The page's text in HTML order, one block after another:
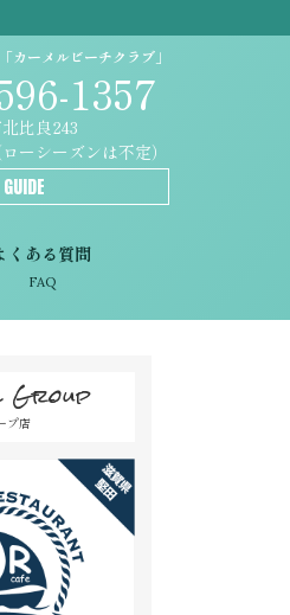
くある質問
FAQ
カーメルビーチクラブ」
1357
比良243
ーシーズンは不定）
Group
プ店